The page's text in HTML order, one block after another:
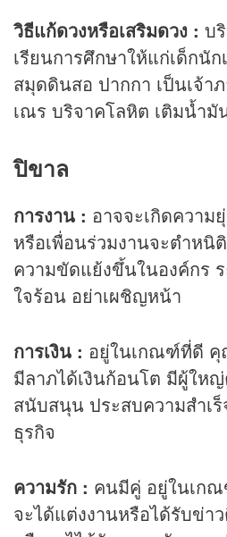
วิธีแก้ดวงหรือเสริมดวง : บ
เรียนการศึกษาให้แก่เด็กนั
สมุดดินสอ ปากกา เป็นเจ้า
เณร บริจาคโลหิต เติมน้ำมั
ปิขาล
การงาน : อาจจะเกิดความ
หรือเพื่อนร่วมงานจะตำหนิ
ความขัดแย้งขึ้นในองค์กร
ใจร้อน อย่าเผชิญหน้า
การเงิน : อยู่ในเกณฑ์ที่ดี
มีลาภได้เงินก้อนโต มีผู้ให
สนับสนุน ประสบความสำเ
ธุรกิจ
ความรัก : คนมีคู่ อยู่ในเก
จะได้แต่งงานหรือได้รับข่า